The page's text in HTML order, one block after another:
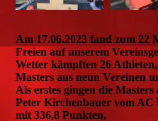
Am 17.06.2023 fand zum 22
Freien auf unserem
Wetter kämpften 26
Masters aus neun Vereinen
Als erstes gingen die
Peter Kirchenbauer vom AC
mit 336,8 Punkten,